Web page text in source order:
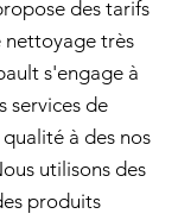
des tarifs
nettoyage très
s'engage à
services de
à des nos
utilisons des
produits